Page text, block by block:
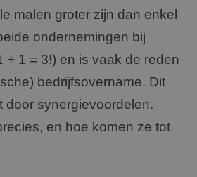
malen groter zijn dan enkel
ondernemingen bij
+ 1 = 3!) en is vaak de reden
bedrijfsovername. Dit
door synergievoordelen.
en hoe komen ze tot